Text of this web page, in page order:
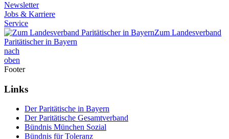
Newsletter
Jobs & Karriere
Service
Zum Landesverband
Paritätischer in Bayern
nach
oben
Footer
Links
Der Paritätische in Bayern
Der Paritätische Gesamtverband
Bündnis München Sozial
Bündnis für Toleranz